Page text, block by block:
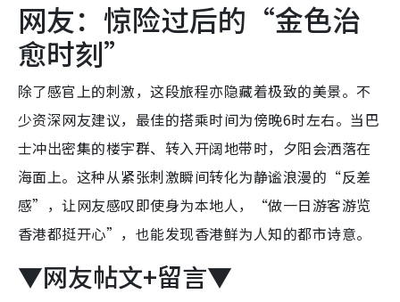
网友：惊险过后的“金色治
愈时刻”
除了感官上的刺激，这段旅程亦隐藏着极致的美景。不
少资深网友建议，最佳的搭乘时间为傍晚6时左右。当巴
士冲出密集的楼宇群、转入开阔地带时，夕阳会洒落在
海面上。这种从紧张刺激瞬间转化为静谧浪漫的“反差
感”，让网友感叹即使身为本地人，“做一日游客游览
香港都挺开心”，也能发现香港鲜为人知的都市诗意。
▼网友帖文+留言▼